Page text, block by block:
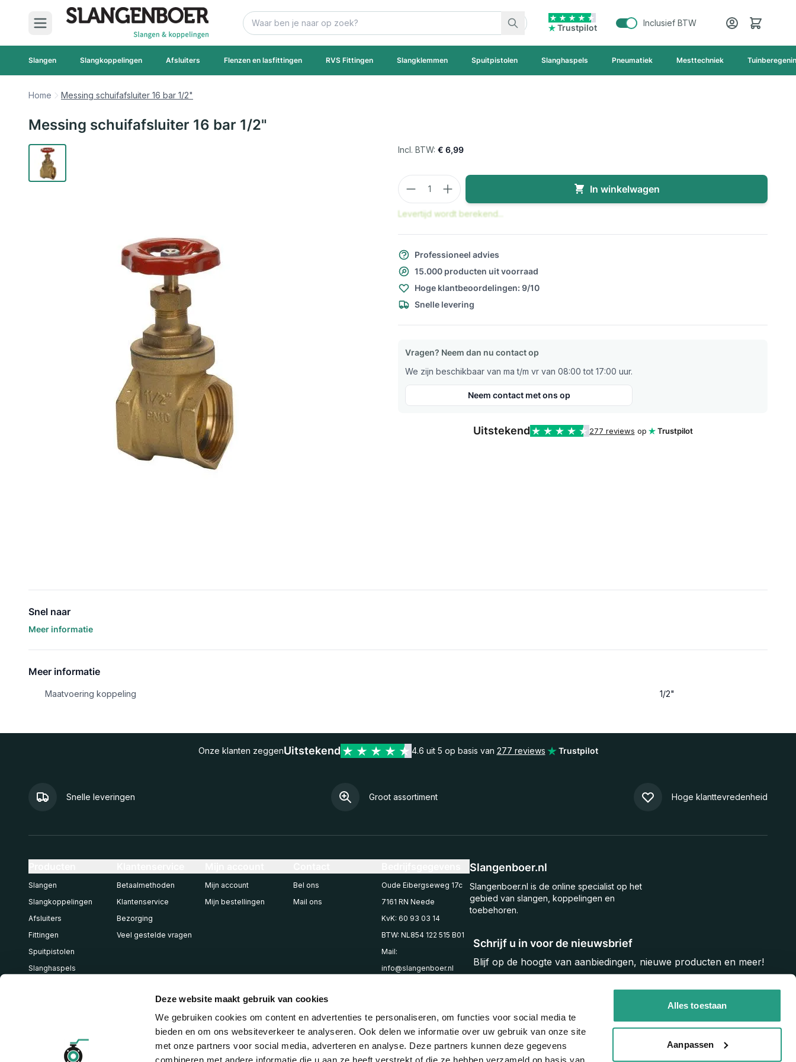
Deze website maakt gebruik van cookies
We gebruiken cookies om content en advertenties te personaliseren, om functies voor social media te
bieden en om ons websiteverkeer te analyseren. Ook delen we informatie over uw gebruik van onze site
met onze partners voor social media, adverteren en analyse. Deze partners kunnen deze gegevens
combineren met andere informatie die u aan ze heeft verstrekt of die ze hebben verzameld op basis van
Alles toestaan
Aanpassen
Ga naar de inhoud
Zoek
Trustpilot
Inclusief BTW Cart
Slangen Slangkoppelingen Afsluiters Flenzen en lasfittingen RVS Fittingen Slangklemmen Spuitpistolen Slanghaspels Pneumatiek Mesttechniek
Home Messing schuifafsluiter 16 bar 1/2"
Messing schuifafsluiter 16 bar 1/2"
€ 6,99
Aantal
In winkelwagen
Levertijd wordt berekend...
Professioneel advies
15.000 producten uit voorraad
Hoge klantbeoordelingen: 9/10
Snelle levering
Vragen? Neem dan nu contact op
We zijn beschikbaar van ma t/m vr van 08:00 tot 17:00 uur.
Neem contact met ons op
Uitstekend 277 reviews op Trustpilot
Snel naar
Meer informatie
Meer informatie
Maatvoering koppeling 1/2"
Onze klanten zeggenUitstekend 4.6 uit 5 op basis van 277 reviews Trustpilot
Snelle leveringen Groot assortiment Hoge klanttevredenheid
Schrijf u in voor de nieuwsbrief
Blijf op de hoogte van aanbiedingen, nieuwe producten en meer!
Slangenboer.nl
Slangenboer.nl is de online specialist op het
gebied van slangen, koppelingen en
toebehoren.
Slangen
Slangkoppelingen
Afsluiters
Fittingen
Spuitpistolen
Slanghaspels
Betaalmethoden
Klantenservice
Bezorging
Veel gestelde vragen
Mijn account
Mijn bestellingen
Bel ons
Mail ons
Oude Eibergseweg 17c
7161 RN Neede
KvK: 60 93 03 14
BTW: NL854 122 515 B01
Mail:
info@slangenboer.nl